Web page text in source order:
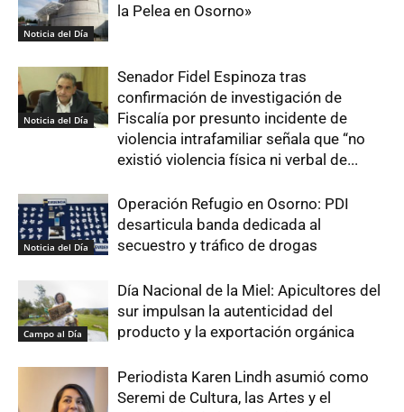
Noticia del Día
la Pelea en Osorno»
Noticia del Día
Senador Fidel Espinoza tras
confirmación de investigación de
Fiscalía por presunto incidente de
violencia intrafamiliar señala que “no
existió violencia física ni verbal de...
Noticia del Día
Operación Refugio en Osorno: PDI
desarticula banda dedicada al
secuestro y tráfico de drogas
Campo al Día
Día Nacional de la Miel: Apicultores del
sur impulsan la autenticidad del
producto y la exportación orgánica
Periodista Karen Lindh asumió como
Seremi de Cultura, las Artes y el